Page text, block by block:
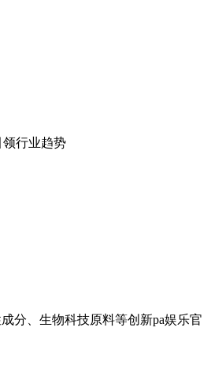
领行业趋势
分、生物科技原料等创新pa娱乐官